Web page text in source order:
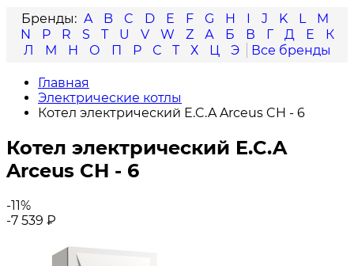
A
B C D E F G H I J K L
M
N
P R S T U V W Z А Б В Г Д Е
К
Л
М Н О П Р С Т Х Ц Э
Главная
Электрические котлы
Котел электрический E.C.A Arceus CH - 6
Котел электрический E.C.A
Arceus CH - 6
-11%
-7 539 ₽